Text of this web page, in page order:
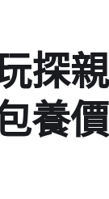
探
養